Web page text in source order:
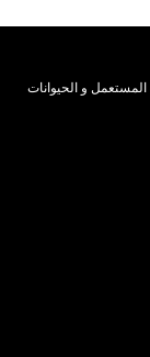
المستعمل و الحيوانات